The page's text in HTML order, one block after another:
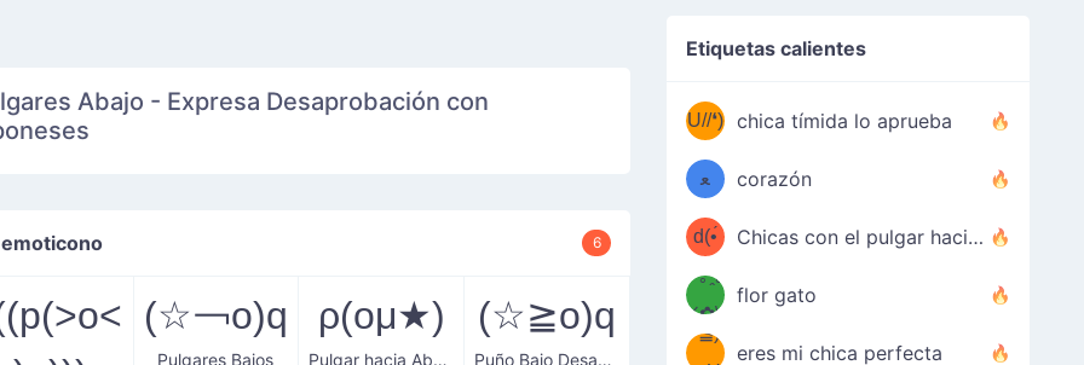
Abajo - Expresa Desaprobación con
6
(☆￢o)q
Pulgares Bajos
ρ(oμ★)
Pulgar hacia Abajo con Estrella
(☆≧o)q
Puño Bajo Desaprobatorio
Etiquetas calientes
U//❛)
b
chica tímida lo aprueba
♡(ﾐ
ᵕ̣̣̣̣̣̣
ﻌ
ᵕ̣̣̣̣̣̣
ﾐ)ﾉ
corazón
(❁
⌒ں
⌒)b
d(•́
ں
•̀๑✿
Chicas con el pulgar hacia arriba
/ᐠ｡ꞈ｡
ᐟ✿\
flor gato
(✿≧
³≦)
eres mi chica perfecta